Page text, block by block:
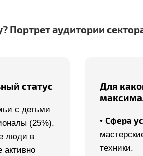
Портрет аудитории
статус
с детьми
(25%).
люди в
активно
Для
• Сфера
техники.